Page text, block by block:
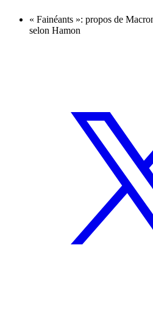
« Fainéants »: propos de
selon Hamon